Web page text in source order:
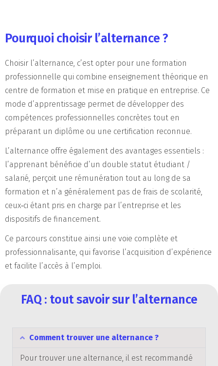
Pourquoi choisir l’alternance ?
Choisir l’alternance, c’est opter pour une formation
professionnelle qui combine enseignement théorique en
centre de formation et mise en pratique en entreprise. Ce
mode d’apprentissage permet de développer des
compétences professionnelles concrètes tout en
préparant un diplôme ou une certification reconnue.
L’alternance offre également des avantages essentiels :
l’apprenant bénéficie d’un double statut étudiant /
salarié, perçoit une rémunération tout au long de sa
formation et n’a généralement pas de frais de scolarité,
ceux‑ci étant pris en charge par l’entreprise et les
dispositifs de financement.
Ce parcours constitue ainsi une voie complète et
professionnalisante, qui favorise l’acquisition d’expérience
et facilite l’accès à l’emploi.
FAQ : tout savoir sur l’alternance
Comment trouver une alternance ?
Pour trouver une alternance, il est recommandé